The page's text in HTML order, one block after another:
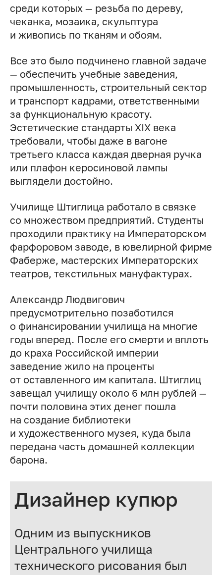
среди которых — резьба по дереву,
чеканка, мозаика, скульптура
и живопись по тканям и обоям.
Все это было подчинено главной задаче
— обеспечить учебные заведения,
промышленность, строительный сектор
и транспорт кадрами, ответственными
за функциональную красоту.
Эстетические стандарты XIX века
требовали, чтобы даже в вагоне
третьего класса каждая дверная ручка
или плафон керосиновой лампы
выглядели достойно.
Училище Штиглица работало в связке
со множеством предприятий. Студенты
проходили практику на Императорском
фарфоровом заводе, в ювелирной фирме
Фаберже, мастерских Императорских
театров, текстильных мануфактурах.
Александр Людвигович
предусмотрительно позаботился
о финансировании училища на многие
годы вперед. После его смерти и вплоть
до краха Российской империи
заведение жило на проценты
от оставленного им капитала. Штиглиц
завещал училищу около 6 млн рублей —
почти половина этих денег пошла
на создание библиотеки
и художественного музея, куда была
передана часть домашней коллекции
барона.
Дизайнер купюр
Одним из выпускников
Центрального училища
технического рисования был